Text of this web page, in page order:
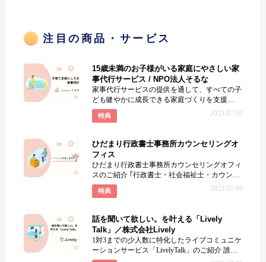
注目の商品・サービス
15歳未満のお子様がいる家庭にやさしい家
事代行サービス / NPO法人そるな
家事代行サービスの提供を通して、すべての子
ども健やかに成長できる家庭づくりを支援
NPO法人そるなは、家
特典 2023.07.09
ひだまり行政書士事務所カウンセリングオ
フィス
ひだまり行政書士事務所カウンセリングオフィ
スのご紹介 ｢行政書士・社会福祉士・カウンセ
ラー」の3本柱で、悩む女性
特典 2023.07.09
話を聞いて欲しい。を叶える「Lively
Talk」／株式会社Lively
1対3までの少人数に特化したライブコミュニケ
ーションサービス「LivelyTalk」のご紹介 誰か